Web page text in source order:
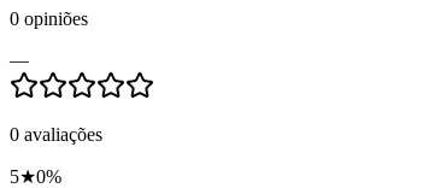
0 opiniões
—
0 avaliações
5★0%